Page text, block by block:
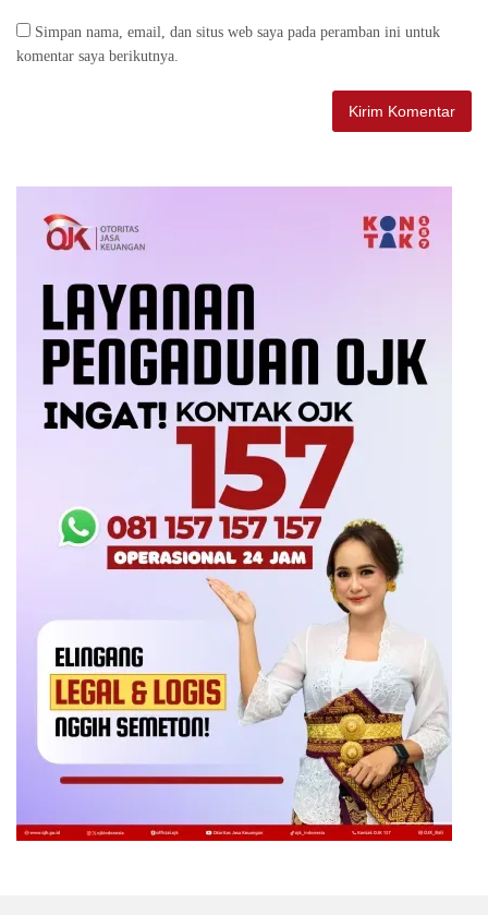
Simpan nama, email, dan situs web saya pada peramban ini untuk
komentar saya berikutnya.